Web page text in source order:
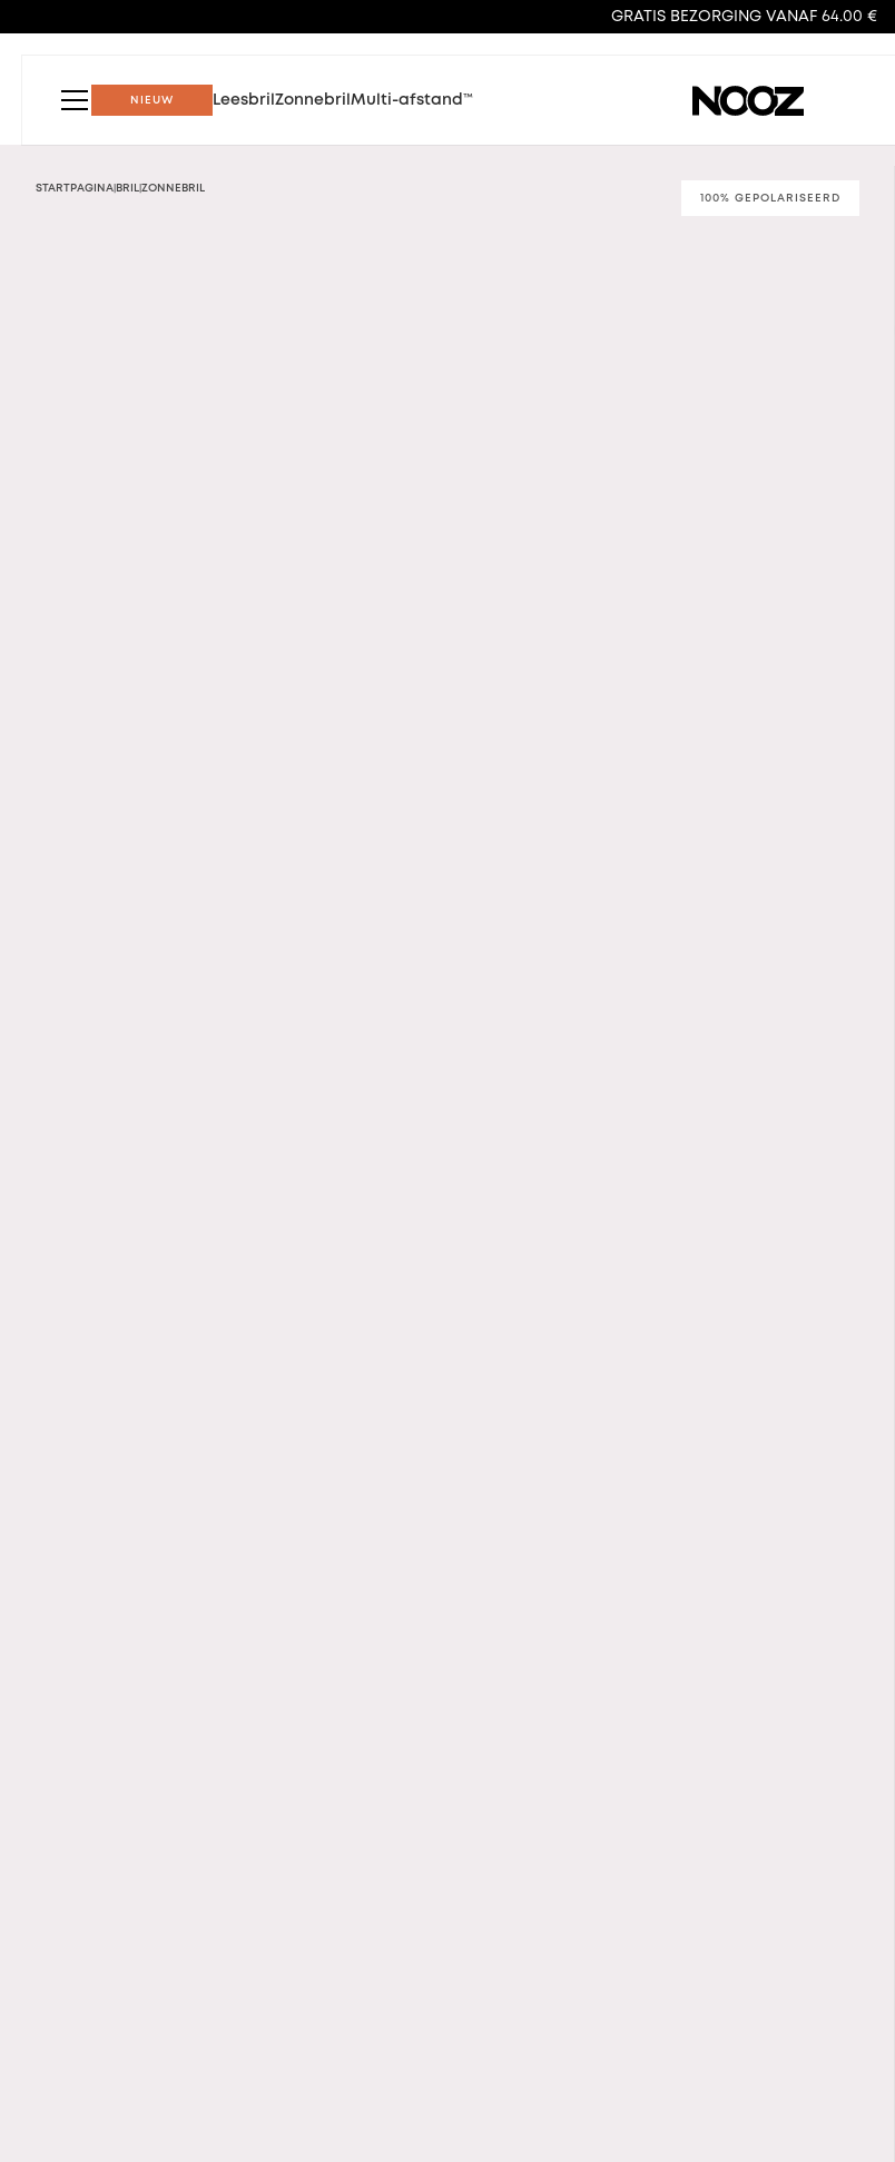
GRATIS BEZORGING VANAF 64.00 €
NIEUW Leesbril Zonnebril Multi-afstand™
STARTPAGINA BRIL ZONNEBRIL
100% GEPOLARISEERD